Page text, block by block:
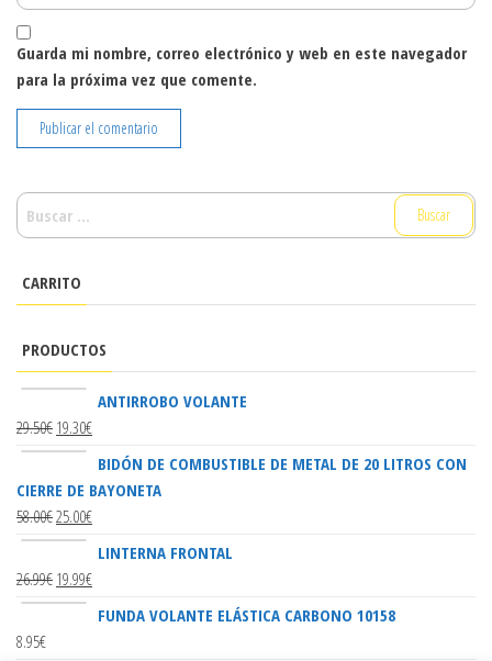
Guarda mi nombre, correo electrónico y web en este navegador
para la próxima vez que comente.
BUSCAR:
CARRITO
PRODUCTOS
ANTIRROBO VOLANTE
29.50€ 19.30€
BIDÓN DE COMBUSTIBLE DE METAL DE 20 LITROS CON
CIERRE DE BAYONETA
58.00€25.00€
LINTERNA FRONTAL
26.99€ 19.99€
FUNDA VOLANTE ELÁSTICA CARBONO 10158
8.95€